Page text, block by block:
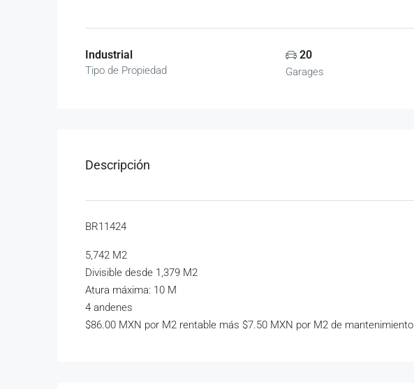
Industrial
Tipo de Propiedad
20
Garages
Descripción
BR11424
5,742 M2
Divisible desde 1,379 M2
Atura máxima: 10 M
4 andenes
$86.00 MXN por M2 rentable más $7.50 MXN por M2 de mantenimiento